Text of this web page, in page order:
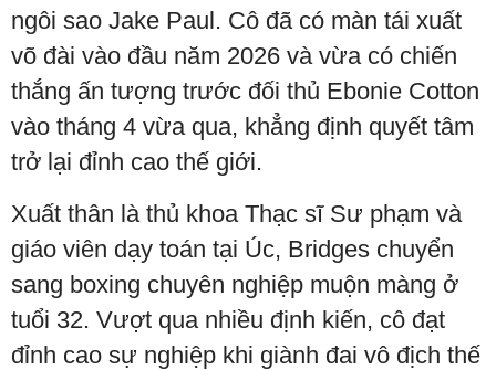
ngôi sao Jake Paul. Cô đã có màn tái xuất
võ đài vào đầu năm 2026 và vừa có chiến
thắng ấn tượng trước đối thủ Ebonie Cotton
vào tháng 4 vừa qua, khẳng định quyết tâm
trở lại đỉnh cao thế giới.
Xuất thân là thủ khoa Thạc sĩ Sư phạm và
giáo viên dạy toán tại Úc, Bridges chuyển
sang boxing chuyên nghiệp muộn màng ở
tuổi 32. Vượt qua nhiều định kiến, cô đạt
đỉnh cao sự nghiệp khi giành đai vô địch thế